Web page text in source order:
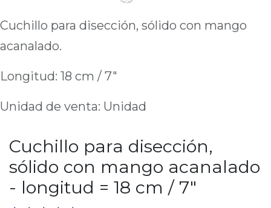
Cuchillo para disección, sólido con mango
acanalado.
Longitud: 18 cm / 7"
Unidad de venta: Unidad
Cuchillo para disección,
sólido con mango acanalado
- longitud = 18 cm / 7"